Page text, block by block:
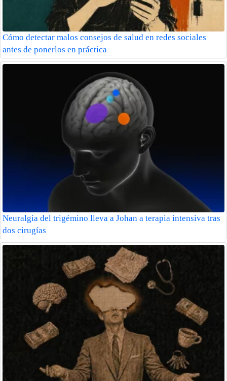
Cómo detectar malos consejos de salud en redes sociales
antes de ponerlos en práctica
Neuralgia del trigémino lleva a Johan a terapia intensiva tras
dos cirugías